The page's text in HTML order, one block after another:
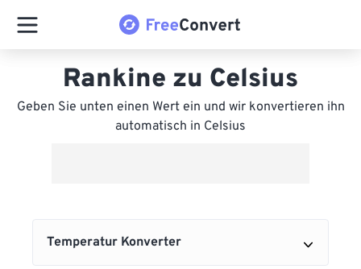
Rankine zu Celsius
Geben Sie unten einen Wert ein und wir konvertieren ihn
automatisch in Celsius